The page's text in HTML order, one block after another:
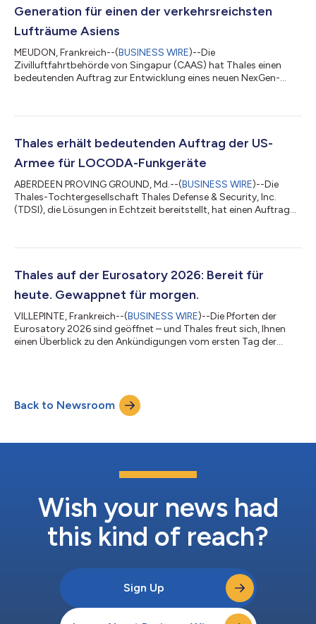
Generation für einen der verkehrsreichsten
Lufträume Asiens
MEUDON, Frankreich--(BUSINESS WIRE)--Die
Zivilluftfahrtbehörde von Singapur (CAAS) hat Thales einen
bedeutenden Auftrag zur Entwicklung eines neuen NexGen-
einem effizienteren, sichereren und nachhaltigeren
LORADS III-System durch die Lösung TopSky – ATC One von
Thales ablösen. Das Projekt sieht außerdem einen umfassenden
Wissenstransfe...
Thales erhält bedeutenden Auftrag der US-
Armee für LOCODA-Funkgeräte
ABERDEEN PROVING GROUND, Md.--(BUSINESS WIRE)--Die
Thales-Tochtergesellschaft Thales Defense & Security, Inc.
(TDSI), die Lösungen in Echtzeit bereitstellt, hat einen Auftrag
(LOCODA) erhalten. Die RAT-Lösung von Thales, die in weniger
gemacht wurde, modernisiert die Sprach- und
Datenkommunikation und lässt sich mühelos in die F...
Thales auf der Eurosatory 2026: Bereit für
heute. Gewappnet für morgen.
VILLEPINTE, Frankreich--(BUSINESS WIRE)--Die Pforten der
Eurosatory 2026 sind geöffnet – und Thales freut sich, Ihnen
einen Überblick zu den Ankündigungen vom ersten Tag der
15. Juni 2026 veröffentlicht wurden, sowie direkte Links zu den
entsprechenden Pressemitteilungen: Thales unveils new AI-
Back to Newsroom
Wish your news had
this kind of reach?
Sign Up